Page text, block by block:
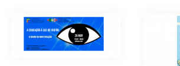
Páginas